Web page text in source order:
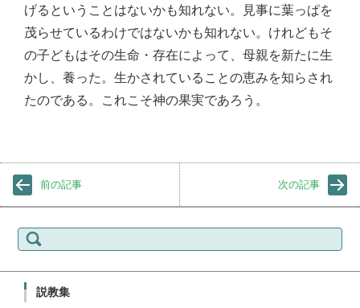
げるということはないかも知れない。見事に葉っぱを
茂らせているわけではないかも知れない。けれどもそ
の子どもはその生命・存在によって、母親を新たに生
かし、養った。生かされていることの恵みを知らされ
たのである。これこそ神の果実であろう。
前の記事 次の記事
索:
説教集